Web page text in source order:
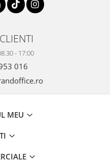
- 17:00
016
MEU